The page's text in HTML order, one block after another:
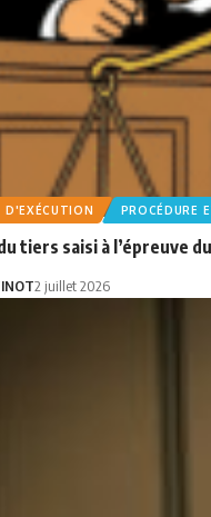
D'EXÉCUTION PROCÉDURE
tiers saisi à l’épreuve
2 juillet 2026